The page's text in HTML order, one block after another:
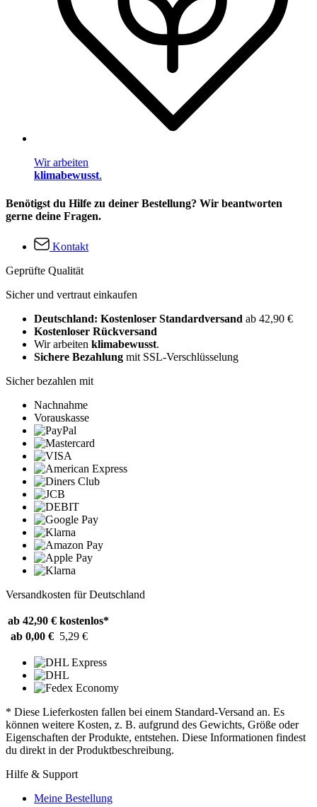
Wir arbeiten
klimabewusst.
Benötigst du Hilfe zu deiner Bestellung? Wir beantworten
gerne deine Fragen.
Kontakt
Geprüfte Qualität
Sicher und vertraut einkaufen
Deutschland: Kostenloser Standardversand ab 42,90 €
Kostenloser Rückversand
Wir arbeiten klimabewusst.
Sichere Bezahlung mit SSL-Verschlüsselung
Sicher bezahlen mit
Nachnahme
Vorauskasse
Versandkosten für Deutschland
ab 42,90 € kostenlos*
ab 0,00 € 5,29 €
* Diese Lieferkosten fallen bei einem Standard-Versand an. Es
können weitere Kosten, z. B. aufgrund des Gewichts, Größe oder
Eigenschaften der Produkte, entstehen. Diese Informationen findest
du direkt in der Produktbeschreibung.
Hilfe & Support
Meine Bestellung